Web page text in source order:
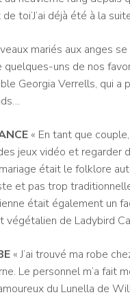
de toi‘J’ai déjà été à la
mariés aux anges
quelques-uns de nos
Georgia Verrells, qui
« En tant que
jeux vidéo et regarder
était le folklore
et pas trop
était également un
végétalien de Ladybird
«J’ai trouvé ma robe
Le personnel m’a fait
du Lunella de